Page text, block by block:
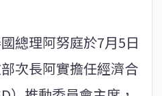
總理阿努庭於7月5日
次長阿實擔任經濟合